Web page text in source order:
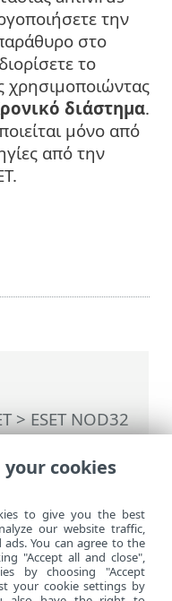
>ESET NOD32
NOD32
την
στο
το
χρησιμοποιώντας
διάστημα.
μόνο από
από την
cookies
to give you the best
our website traffic,
You can agree to the
"Accept all and close",
by choosing "Accept
your cookie settings by